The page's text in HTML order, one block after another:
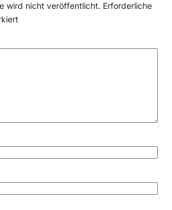
wird nicht veröffentlicht. Erforderliche